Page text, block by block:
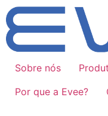
Sobre nós
Por que a Evee?